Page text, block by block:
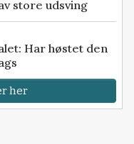
store udsving
Har høstet den
her